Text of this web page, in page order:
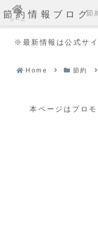
節約情報ブログ
※最新情報は公式サ
Home 節約
本ページはプロ
ホーム
節